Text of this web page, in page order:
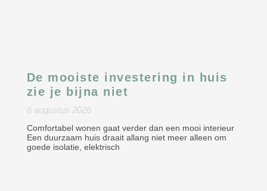
De mooiste investering in huis
zie je bijna niet
6 augustus 2026
Comfortabel wonen gaat verder dan een mooi interieur
Een duurzaam huis draait allang niet meer alleen om
goede isolatie, elektrisch